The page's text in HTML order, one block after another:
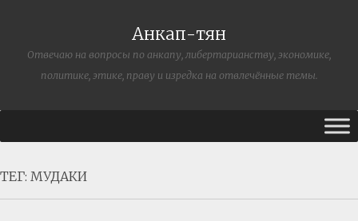
Анкап-тян
Отвечаю на вопросы по анкапу, либертарианству, экономике,
политике, этике, праву и изредка на отвлечённые темы.
ТЕГ: МУДАКИ